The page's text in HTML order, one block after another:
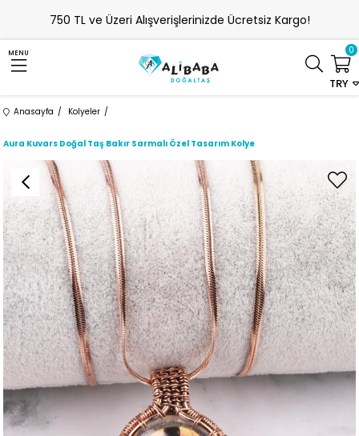
750 TL ve Üzeri Alışverişlerinizde Ücretsiz Kargo!
MENU
TRY
0
Anasayfa Kolyeler
Aura Kuvars Doğal Taş Bakır Sarmalı Özel Tasarım Kolye